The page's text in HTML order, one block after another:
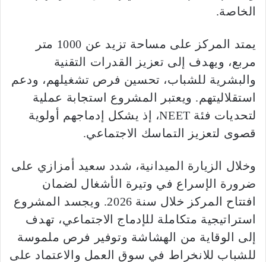
الخاصة.
يمتد المركز على مساحة تزيد عن 1000 متر
مربع، ويهدف إلى تعزيز القدرات التقنية
والبشرية للشباب، تحسين فرص تشغيلهم، ودعم
استقلاليتهم. ويعتبر المشروع استجابة عملية
لتحديات فئة NEET، إذ يشكل إدماجهم أولوية
قصوى لتعزيز التماسك الاجتماعي.
وخلال الزيارة الميدانية، شدد سعيد أمزازي على
ضرورة الإسراع في وتيرة الأشغال لضمان
افتتاح المركز خلال سنة 2026. ويجسد المشروع
استراتيجية متكاملة للإدماج الاجتماعي، تهدف
إلى الوقاية من الهشاشة وتوفير فرص ملموسة
للشباب للانخراط في سوق العمل والاعتماد على